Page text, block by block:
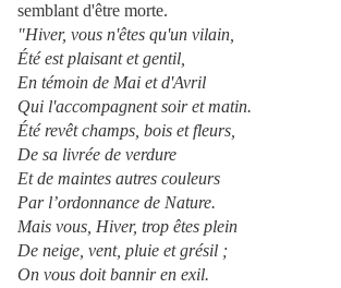
semblant d'être morte.
"Hiver, vous n'êtes qu'un vilain,
Été est plaisant et gentil,
En témoin de Mai et d'Avril
Qui l'accompagnent soir et matin.
Été revêt champs, bois et fleurs,
De sa livrée de verdure
Et de maintes autres couleurs
Par l’ordonnance de Nature.
Mais vous, Hiver, trop êtes plein
De neige, vent, pluie et grésil ;
On vous doit bannir en exil.